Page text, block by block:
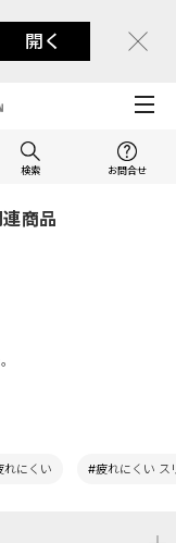
開く
検索 お問合せ
商品
れにくい #疲れにくい ス